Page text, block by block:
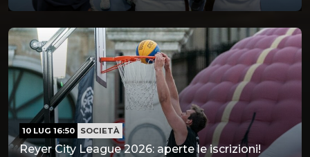
Reyer City League 2026: aperte le iscrizioni!
10 LUG 16:50 SOCIETÀ